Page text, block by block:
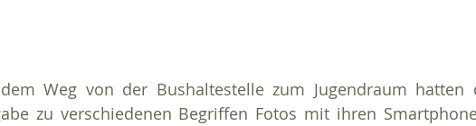
Weg von der Bushaltestelle zum Jugendraum hatten
zu verschiedenen Begriffen Fotos mit ihren